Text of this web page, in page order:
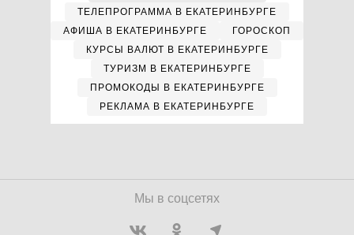
ТЕЛЕПРОГРАММА В ЕКАТЕРИНБУРГЕ
АФИША В ЕКАТЕРИНБУРГЕ
ГОРОСКОП
КУРСЫ ВАЛЮТ В ЕКАТЕРИНБУРГЕ
ТУРИЗМ В ЕКАТЕРИНБУРГЕ
ПРОМОКОДЫ В ЕКАТЕРИНБУРГЕ
РЕКЛАМА В ЕКАТЕРИНБУРГЕ
Мы в соцсетях